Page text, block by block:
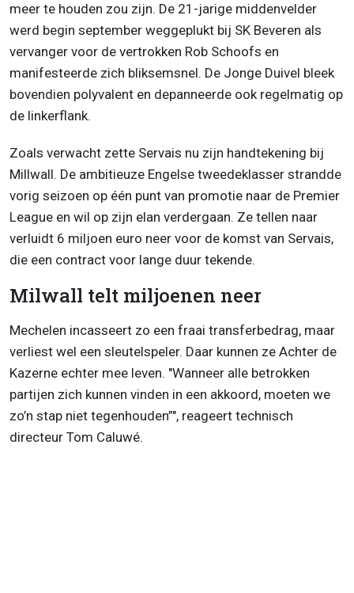
meer te houden zou zijn. De 21-jarige middenvelder
werd begin september weggeplukt bij SK Beveren als
vervanger voor de vertrokken Rob Schoofs en
manifesteerde zich bliksemsnel. De Jonge Duivel bleek
bovendien polyvalent en depanneerde ook regelmatig op
de linkerflank.
Zoals verwacht zette Servais nu zijn handtekening bij
Millwall. De ambitieuze Engelse tweedeklasser strandde
vorig seizoen op één punt van promotie naar de Premier
League en wil op zijn elan verdergaan. Ze tellen naar
verluidt 6 miljoen euro neer voor de komst van Servais,
die een contract voor lange duur tekende.
Milwall telt miljoenen neer
Mechelen incasseert zo een fraai transferbedrag, maar
verliest wel een sleutelspeler. Daar kunnen ze Achter de
Kazerne echter mee leven. "Wanneer alle betrokken
partijen zich kunnen vinden in een akkoord, moeten we
zo’n stap niet tegenhouden”", reageert technisch
directeur Tom Caluwé.